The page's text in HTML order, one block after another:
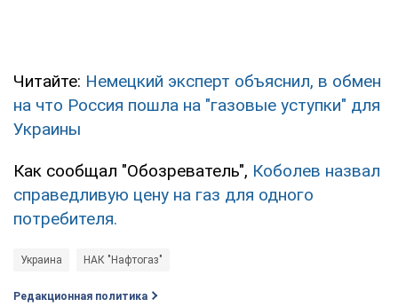
Читайте: Немецкий эксперт объяснил, в обмен
на что Россия пошла на "газовые уступки" для
Украины
Как сообщал "Обозреватель", Коболев назвал
справедливую цену на газ для одного
потребителя.
Украина НАК "Нафтогаз"
Редакционная политика